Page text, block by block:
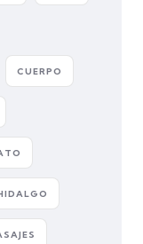
CUERPO